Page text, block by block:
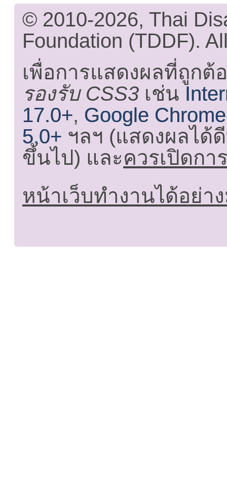
© 2010-2026, Thai
Foundation (TDDF).
เพื่อการแสดงผลที่ถูกต้
รองรับ CSS3 เช่น
17.0+, Google
5.0+ ฯลฯ (แสดงผลได้
ขึ้นไป) และควรเปิดกา
หน้าเว็บทำงานได้อย่า